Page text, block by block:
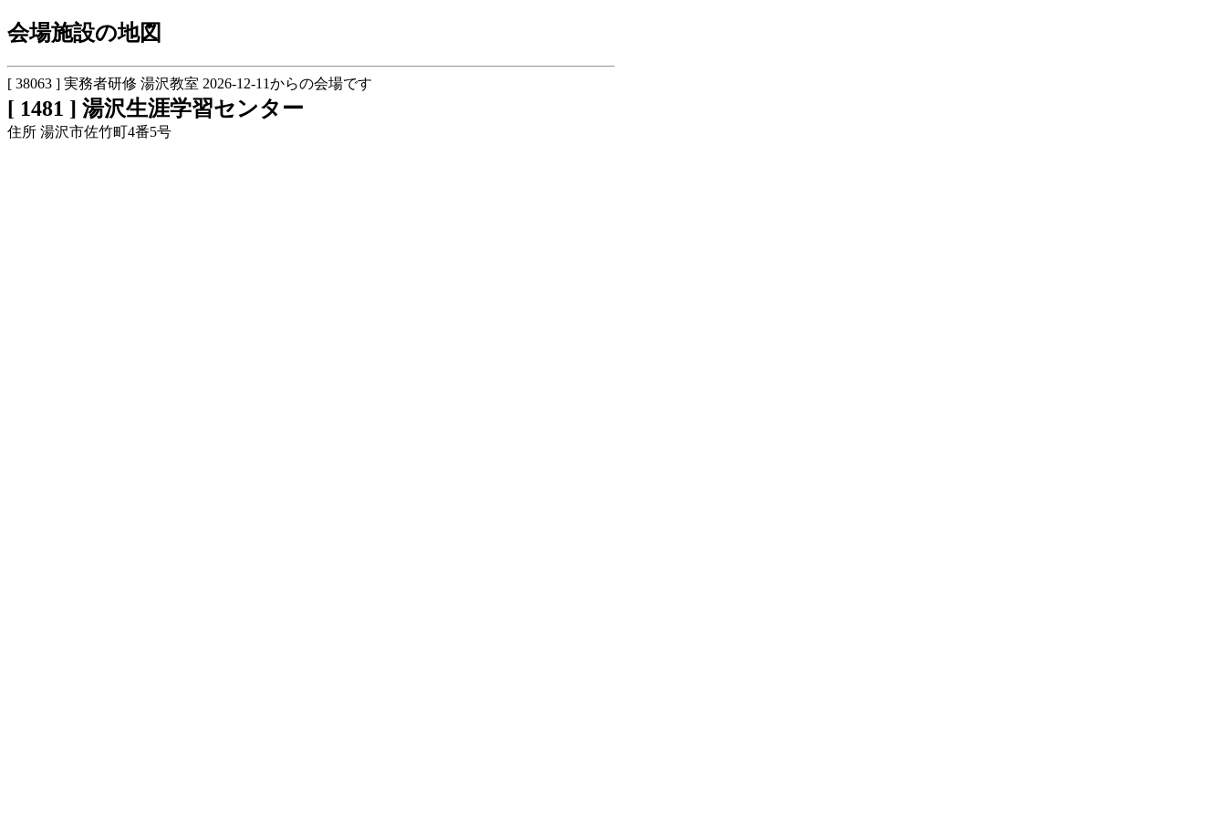
会場施設の地図
[ 38063 ] 実務者研修 湯沢教室 2026-12-11からの会場です
[ 1481 ] 湯沢生涯学習センター
住所 湯沢市佐竹町4番5号